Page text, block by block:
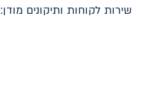
שירות לקוחות ותיקונים מודן: